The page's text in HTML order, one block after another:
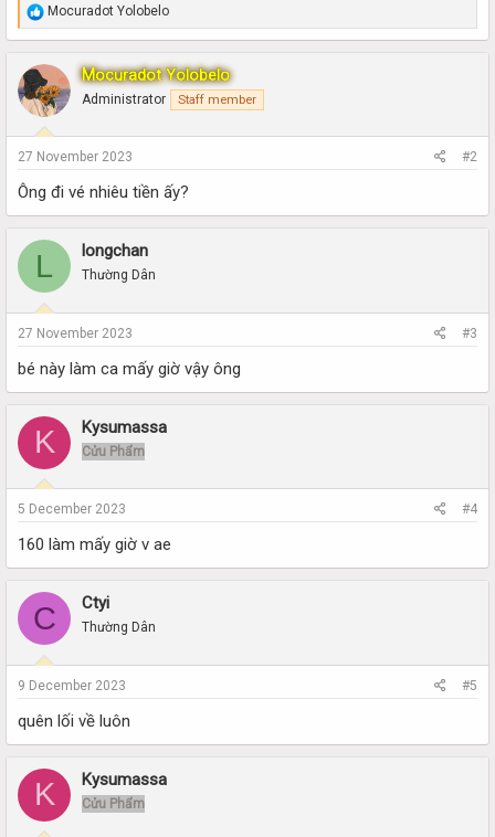
R
e
a
c
t
i
o
n
s
Mocuradot Yolobelo
Mocuradot Yolobelo
Administrator Staff member
27 November 2023 #2
Ông đi vé nhiêu tiền ấy?
L longchan
Thường Dân
27 November 2023 #3
bé này làm ca mấy giờ vậy ông
K Kysumassa
Cửu Phẩm
5 December 2023 #4
160 làm mấy giờ v ae
C Ctyi
Thường Dân
9 December 2023 #5
quên lối về luôn
K Kysumassa
Cửu Phẩm